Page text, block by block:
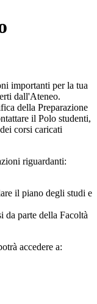
importanti per la tua
dall'Ateneo.
della Preparazione
il Polo studenti,
corsi caricati
riguardanti:
il piano degli studi e
parte della Facoltà
accedere a: